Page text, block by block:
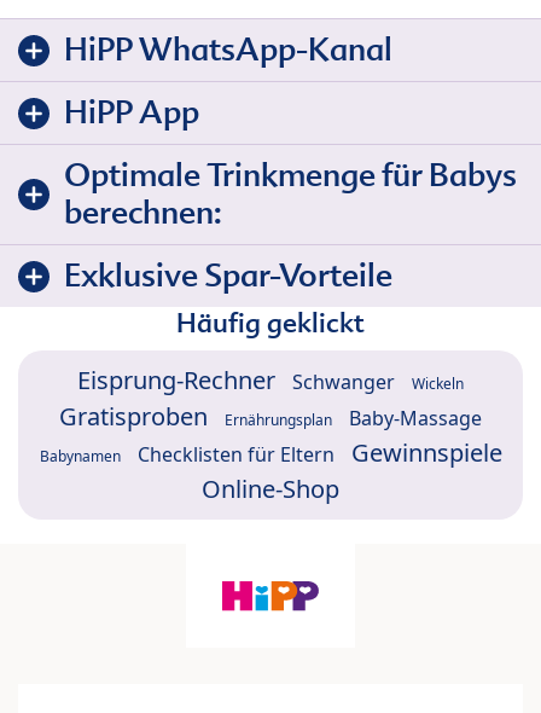
HiPP WhatsApp-Kanal
HiPP App
Optimale Trinkmenge für Babys
berechnen:
Exklusive Spar-Vorteile
Häufig geklickt
Eisprung-Rechner Schwanger Wickeln
Gratisproben Ernährungsplan Baby-Massage
Babynamen Checklisten für Eltern
Gewinnspiele
Online-Shop